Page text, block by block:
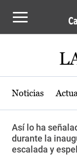
Noticias
Así lo ha
durante la
escalada y